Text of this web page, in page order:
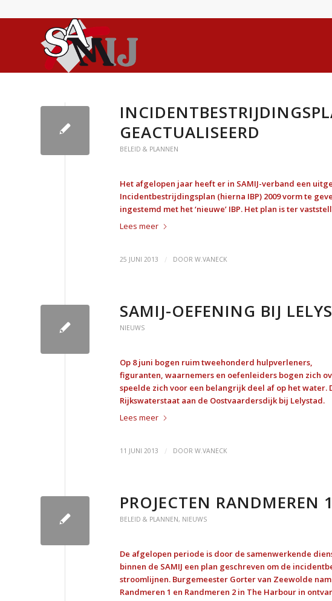
GEACTUALISEERD
BELEID & PLANNEN
Het afgelopen jaar heeft er in SAMIJ-verband een
Incidentbestrijdingsplan (hierna IBP) 2009 vorm te
ingestemd met het ‘nieuwe’ IBP. Het plan is ter
Lees meer
25 JUNI 2013 / DOOR W.VANECK
SAMIJ-OEFENING BIJ
NIEUWS
Op 8 juni bogen ruim tweehonderd hulpverleners,
figuranten, waarnemers en oefenleiders bogen zich
speelde zich voor een belangrijk deel af op het
Rijkswaterstaat aan de Oostvaardersdijk bij Lelystad.
Lees meer
11 JUNI 2013 / DOOR W.VANECK
PROJECTEN RANDMEREN
BELEID & PLANNEN, NIEUWS
De afgelopen periode is door de samenwerkende
binnen de SAMIJ een plan geschreven om de
stroomlijnen. Burgemeester Gorter van Zeewolde
Randmeren 1 en Randmeren 2 in The Harbour in